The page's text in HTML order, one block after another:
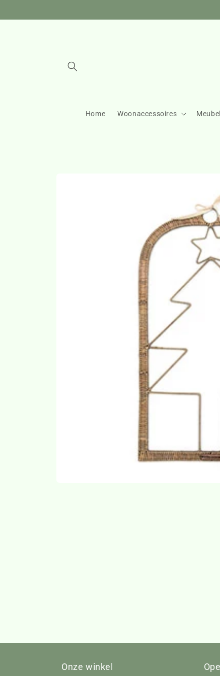
content
Home Woonaccessoires
Onze winkel